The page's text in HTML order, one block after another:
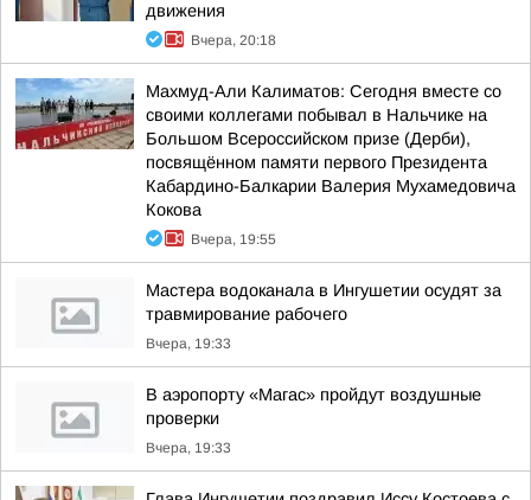
движения
Вчера, 20:18
Махмуд-Али Калиматов: Сегодня вместе со
своими коллегами побывал в Нальчике на
Большом Всероссийском призе (Дерби),
посвящённом памяти первого Президента
Кабардино-Балкарии Валерия Мухамедовича
Кокова
Вчера, 19:55
Мастера водоканала в Ингушетии осудят за
травмирование рабочего
Вчера, 19:33
В аэропорту «Магас» пройдут воздушные
проверки
Вчера, 19:33